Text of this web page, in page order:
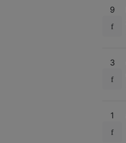
9
3
1